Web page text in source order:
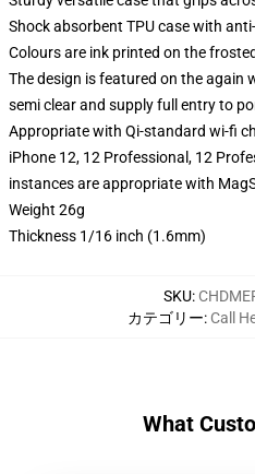
Shock absorbent TPU case with
Colours are ink printed on the
The design is featured on the again
semi clear and supply full entry to
Appropriate with Qi-standard wi-fi
iPhone 12, 12 Professional, 12
instances are appropriate with
Weight 26g
Thickness 1/16 inch (1.6mm)
SKU:
カテゴリー: Call
What